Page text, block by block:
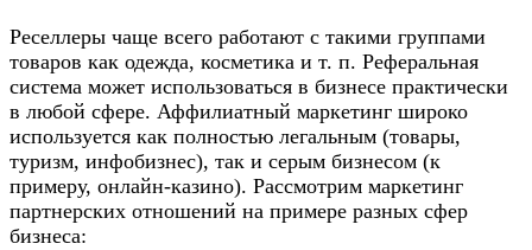
Реселлеры чаще всего работают с такими группами
товаров как одежда, косметика и т. п. Реферальная
система может использоваться в бизнесе практически
в любой сфере. Аффилиатный маркетинг широко
используется как полностью легальным (товары,
туризм, инфобизнес), так и серым бизнесом (к
примеру, онлайн-казино). Рассмотрим маркетинг
партнерских отношений на примере разных сфер
бизнеса: